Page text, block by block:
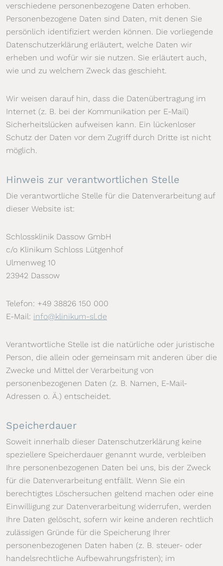
verschiedene personenbezogene Daten erhoben.
Personenbezogene Daten sind Daten, mit denen Sie
persönlich identifiziert werden können. Die vorliegende
Datenschutzerklärung erläutert, welche Daten wir
erheben und wofür wir sie nutzen. Sie erläutert auch,
wie und zu welchem Zweck das geschieht.
Wir weisen darauf hin, dass die Datenübertragung im
Internet (z. B. bei der Kommunikation per E-Mail)
Sicherheitslücken aufweisen kann. Ein lückenloser
Schutz der Daten vor dem Zugriff durch Dritte ist nicht
möglich.
Hinweis zur verantwortlichen Stelle
Die verantwortliche Stelle für die Datenverarbeitung auf
dieser Website ist:
Schlossklinik Dassow GmbH
c/o Klinikum Schloss Lütgenhof
Ulmenweg 10
23942 Dassow
Telefon: +49 38826 150 000
E-Mail: info@klinikum-sl.de
Verantwortliche Stelle ist die natürliche oder juristische
Person, die allein oder gemeinsam mit anderen über die
Zwecke und Mittel der Verarbeitung von
personenbezogenen Daten (z. B. Namen, E-Mail-
Adressen o. Ä.) entscheidet.
Speicherdauer
Soweit innerhalb dieser Datenschutzerklärung keine
speziellere Speicherdauer genannt wurde, verbleiben
Ihre personenbezogenen Daten bei uns, bis der Zweck
für die Datenverarbeitung entfällt. Wenn Sie ein
berechtigtes Löschersuchen geltend machen oder eine
Einwilligung zur Datenverarbeitung widerrufen, werden
Ihre Daten gelöscht, sofern wir keine anderen rechtlich
zulässigen Gründe für die Speicherung Ihrer
personenbezogenen Daten haben (z. B. steuer- oder
handelsrechtliche Aufbewahrungsfristen); im